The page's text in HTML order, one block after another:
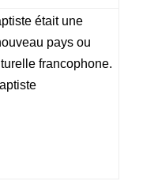
était une
pays ou
francophone.